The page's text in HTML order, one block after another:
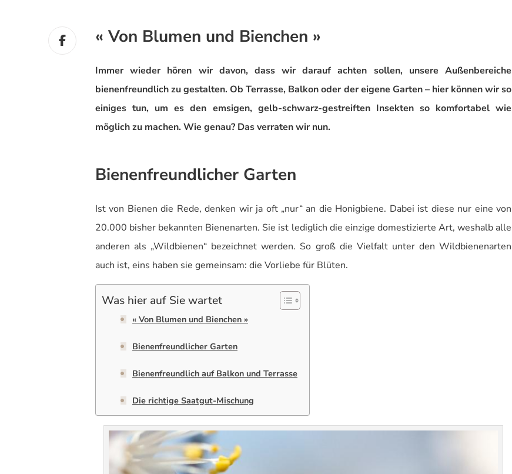
« Von Blumen und Bienchen »
Immer wieder hören wir davon, dass wir darauf achten sollen, unsere Außenbereiche
bienenfreundlich zu gestalten. Ob Terrasse, Balkon oder der eigene Garten – hier können wir so
einiges tun, um es den emsigen, gelb-schwarz-gestreiften Insekten so komfortabel wie
möglich zu machen. Wie genau? Das verraten wir nun.
Bienenfreundlicher Garten
Ist von Bienen die Rede, denken wir ja oft „nur“ an die Honigbiene. Dabei ist diese nur eine von
20.000 bisher bekannten Bienenarten. Sie ist lediglich die einzige domestizierte Art, weshalb alle
anderen als „Wildbienen“ bezeichnet werden. So groß die Vielfalt unter den Wildbienenarten
auch ist, eins haben sie gemeinsam: die Vorliebe für Blüten.
Was hier auf Sie wartet
« Von Blumen und Bienchen »
Bienenfreundlicher Garten
Bienenfreundlich auf Balkon und Terrasse
Die richtige Saatgut-Mischung